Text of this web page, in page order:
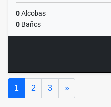
0Alcobas
0 Baños
1 2 3 »Siguiente